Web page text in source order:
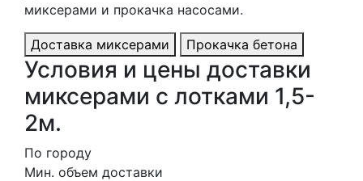
миксерами и прокачка насосами.
Доставка миксерами Прокачка бетона
Условия и цены доставки
миксерами с лотками 1,5-
2м.
По городу
Мин. объем доставки